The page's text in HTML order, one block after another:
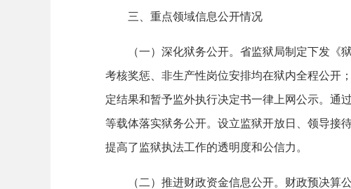
三、重点领域信息公开情况
（一）深化狱务公开。省监狱局制定下发《
考核奖惩、非生产性岗位安排均在狱内全程公开
定结果和暂予监外执行决定书一律上网公示。通
等载体落实狱务公开。设立监狱开放日、领导接
提高了监狱执法工作的透明度和公信力。
（二）推进财政资金信息公开。财政预决算公